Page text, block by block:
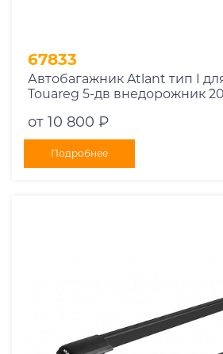
67833
Автобагажник Atlant тип I
Touareg 5-дв внедорожник
10002+11116+11115
от 10 800 ₽
Подробнее